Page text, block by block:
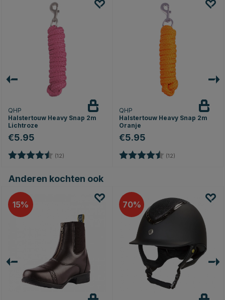
QHP
Halstertouw Heavy Snap 2m
Lichtroze
€5.95
Beoordeling: (12)
QHP
Halstertouw Heavy Snap 2m
Oranje
€5.95
Beoordeling: (12)
Anderen kochten ook
15 70